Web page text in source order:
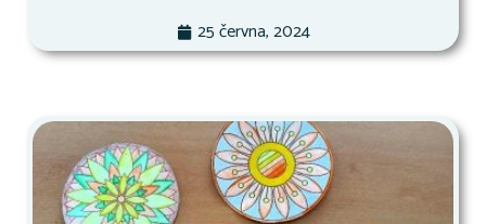
25 června, 2024